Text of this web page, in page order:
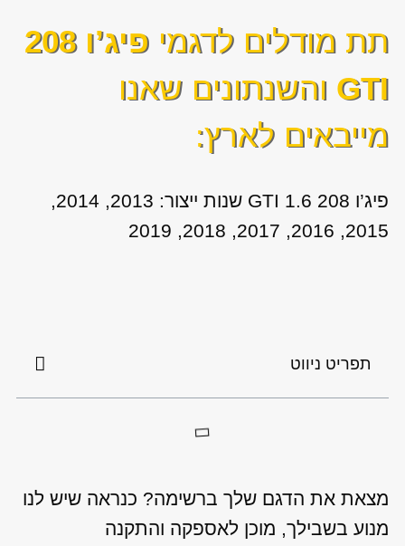
תת מודלים לדגמי
פיג’ו 208
GTIוהשנתונים שאנו
מייבאים לארץ:
פיג’ו 208 GTI 1.6 שנות ייצור: 2013, 2014,
2015, 2016, 2017, 2018, 2019
תפריט ניווט
מצאת את הדגם שלך ברשימה? כנראה שיש לנו
מנוע בשבילך, מוכן לאספקה והתקנה